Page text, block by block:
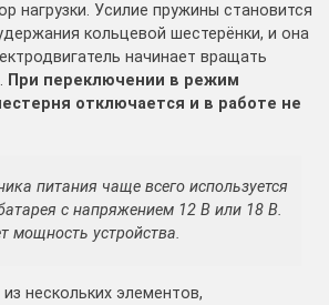
нагрузки. Усилие пружины становится
кольцевой шестерёнки, и она
начинает вращать
При переключении в режим
отключается и в работе не
питания чаще всего используется
с напряжением 12 В или 18 В.
мощность устройства.
нескольких элементов,